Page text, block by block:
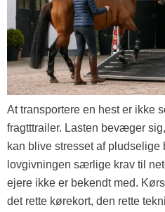
At transportere en hest er ikke
fragtttrailer. Lasten bevæger
kan blive stresset af
lovgivningen særlige krav til
ejere ikke er bekendt med.
det rette kørekort, den rette